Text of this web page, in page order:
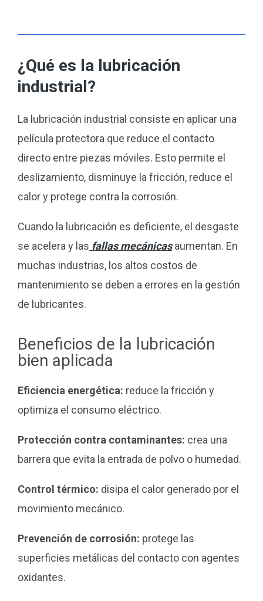
¿Qué es la lubricación
industrial?
La lubricación industrial consiste en aplicar una
película protectora que reduce el contacto
directo entre piezas móviles. Esto permite el
deslizamiento, disminuye la fricción, reduce el
calor y protege contra la corrosión.
Cuando la lubricación es deficiente, el desgaste
se acelera y las fallas mecánicasaumentan. En
muchas industrias, los altos costos de
mantenimiento se deben a errores en la gestión
de lubricantes.
Beneficios de la lubricación
bien aplicada
Eficiencia energética: reduce la fricción y
optimiza el consumo eléctrico.
Protección contra contaminantes: crea una
barrera que evita la entrada de polvo o humedad.
Control térmico: disipa el calor generado por el
movimiento mecánico.
Prevención de corrosión: protege las
superficies metálicas del contacto con agentes
oxidantes.